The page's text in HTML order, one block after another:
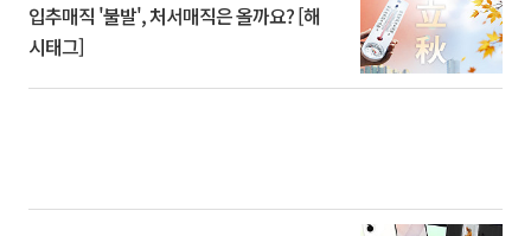
입추매직 '불발', 처서매직은 올까요? [해
시태그]